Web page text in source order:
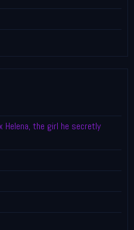
Helena, the girl he secretly